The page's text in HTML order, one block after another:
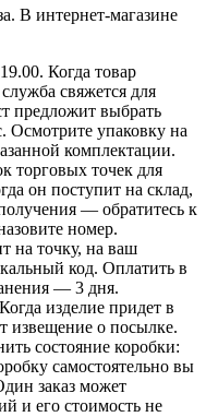
В интернет-магазине
Когда товар
свяжется для
предложит выбрать
Осмотрите упаковку на
комплектации.
торговых точек для
он поступит на склад,
— обратитесь к
номер.
на точку, на ваш
код. Оплатить в
— 3 дня.
изделие придет в
извещение о посылке.
состояние коробки:
самостоятельно вы
заказ может
и его стоимость не